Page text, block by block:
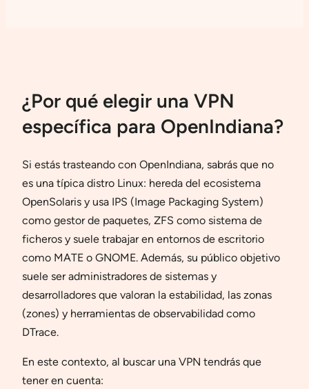
¿Por qué elegir una VPN
específica para OpenIndiana?
Si estás trasteando con OpenIndiana, sabrás que no
es una típica distro Linux: hereda del ecosistema
OpenSolaris y usa IPS (Image Packaging System)
como gestor de paquetes, ZFS como sistema de
ficheros y suele trabajar en entornos de escritorio
como MATE o GNOME. Además, su público objetivo
suele ser administradores de sistemas y
desarrolladores que valoran la estabilidad, las zonas
(zones) y herramientas de observabilidad como
DTrace.
En este contexto, al buscar una VPN tendrás que
tener en cuenta: